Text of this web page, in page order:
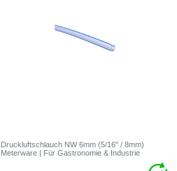
Druckluftschlauch NW 6mm (5/16" / 8mm)
Meterware | Für Gastronomie & Industrie